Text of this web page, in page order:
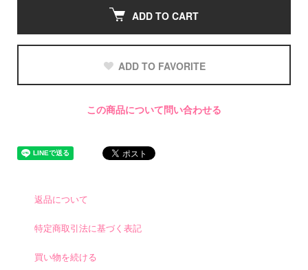
ADD TO CART
ADD TO FAVORITE
この商品について問い合わせる
返品について
特定商取引法に基づく表記
買い物を続ける